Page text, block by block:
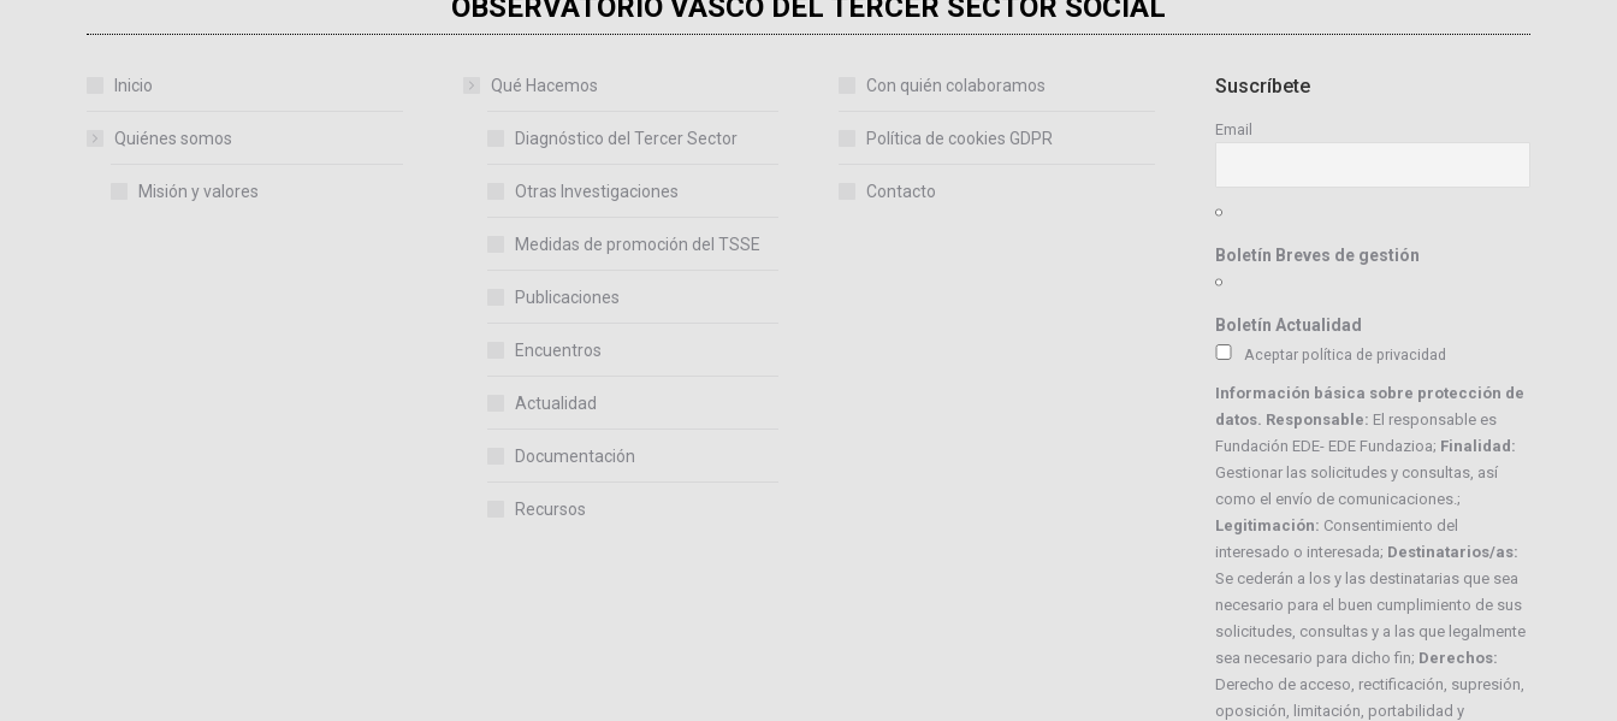
OBSERVATORIO VASCO DEL TERCER SECTOR SOCIAL
Inicio
Quiénes somos
Misión y valores
Qué Hacemos
Diagnóstico del Tercer Sector
Otras Investigaciones
Medidas de promoción del TSSE
Publicaciones
Encuentros
Actualidad
Documentación
Recursos
Con quién colaboramos
Política de cookies GDPR
Contacto
Suscríbete
Email
Boletín Breves de gestión
Boletín Actualidad
Aceptar política de privacidad
Información básica sobre protección de
datos. Responsable: El responsable es
Fundación EDE- EDE Fundazioa; Finalidad:
Gestionar las solicitudes y consultas, así
como el envío de comunicaciones.;
Legitimación: Consentimiento del
interesado o interesada; Destinatarios/as:
Se cederán a los y las destinatarias que sea
necesario para el buen cumplimiento de sus
solicitudes, consultas y a las que legalmente
sea necesario para dicho fin; Derechos:
Derecho de acceso, rectificación, supresión,
oposición, limitación, portabilidad y